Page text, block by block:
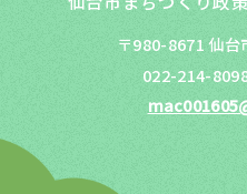
〒980-8671 仙
022-214-